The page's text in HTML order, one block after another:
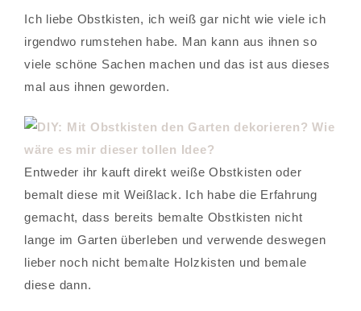
Ich liebe Obstkisten, ich weiß gar nicht wie viele ich
irgendwo rumstehen habe. Man kann aus ihnen so
viele schöne Sachen machen und das ist aus dieses
mal aus ihnen geworden.
Entweder ihr kauft direkt weiße Obstkisten oder
bemalt diese mit Weißlack. Ich habe die Erfahrung
gemacht, dass bereits bemalte Obstkisten nicht
lange im Garten überleben und verwende deswegen
lieber noch nicht bemalte Holzkisten und bemale
diese dann.